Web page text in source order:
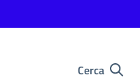
Cerca